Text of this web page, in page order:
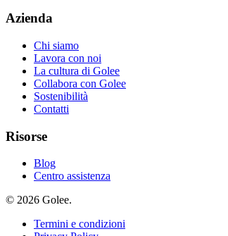
Azienda
Chi siamo
Lavora con noi
La cultura di Golee
Collabora con Golee
Sostenibilità
Contatti
Risorse
Blog
Centro assistenza
© 2026 Golee.
Termini e condizioni